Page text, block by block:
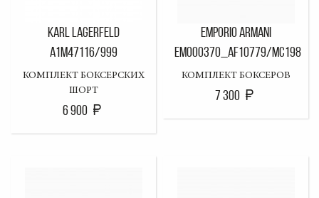
KARL LAGERFELD
A1M47116/999
КОМПЛЕКТ БОКСЕРСКИХ
ШОРТ
6 900
EMPORIO ARMANI
EM000370_AF10779/MC198
КОМПЛЕКТ БОКСЕРОВ
7 300